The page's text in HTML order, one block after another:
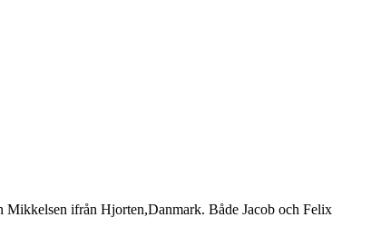
Mikkelsen ifrån Hjorten,Danmark. Både Jacob och Felix